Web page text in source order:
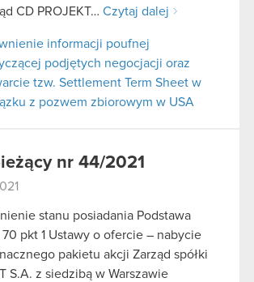
CD PROJEKT… Czytaj dalej
informacji poufnej
podjętych negocjacji oraz
tzw. Settlement Term Sheet w
z pozwem zbiorowym w USA
nr 44/2021
stanu posiadania Podstawa
pkt 1 Ustawy o ofercie – nabycie
pakietu akcji Zarząd spółki
S.A. z siedzibą w Warszawie